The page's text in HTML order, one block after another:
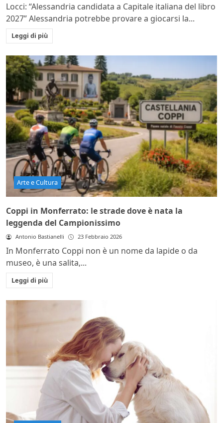
Locci: “Alessandria candidata a Capitale italiana del libro
2027” Alessandria potrebbe provare a giocarsi la...
Leggi di più
Arte e Cultura
Coppi in Monferrato: le strade dove è nata la
leggenda del Campionissimo
Antonio Bastianelli 23 Febbraio 2026
In Monferrato Coppi non è un nome da lapide o da
museo, è una salita,...
Leggi di più